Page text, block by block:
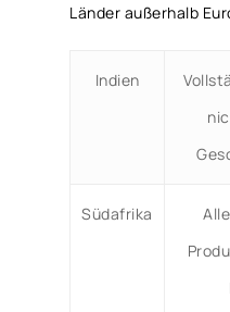
Länder außerhalb
Indien
Südafrika